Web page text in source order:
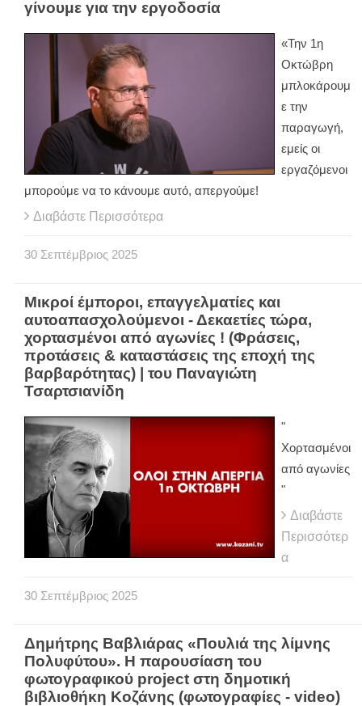
γίνουμε για την εργοδοσία
«Την 1η
Οκτώβρη
μπλοκάρουμ
ε την
παραγωγή,
εμείς οι
εργαζόμενοι
μπορούμε να το κάνουμε αυτό, απεργούμε!
Διαβάστε Περισσότερα
30 Σεπτέμβριος 2025
Μικροί έμποροι, επαγγελματίες και
αυτοαπασχολούμενοι - Δεκαετίες τώρα,
χορτασμένοι από αγωνίες ! (Φράσεις,
προτάσεις & καταστάσεις της εποχή της
βαρβαρότητας) | του Παναγιώτη
Τσαρτσιανίδη
"
Χορτασμένοι
από αγωνίες
"
Διαβάστε
Περισσότερ
α
30 Σεπτέμβριος 2025
Δημήτρης Βαβλιάρας «Πουλιά της λίμνης
Πολυφύτου». Η παρουσίαση του
φωτογραφικού project στη δημοτική
βιβλιοθήκη Κοζάνης (φωτογραφίες - video)